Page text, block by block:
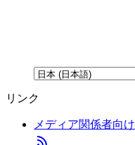
リンク
メディア関係者向け